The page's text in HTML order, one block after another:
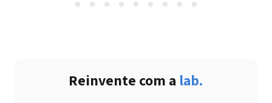
Reinvente com a lab.